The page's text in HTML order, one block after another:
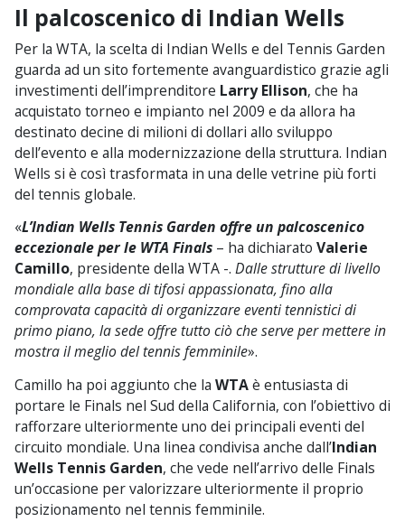
Il palcoscenico di Indian Wells
Per la WTA, la scelta di Indian Wells e del Tennis Garden
guarda ad un sito fortemente avanguardistico grazie agli
investimenti dell’imprenditore Larry Ellison, che ha
acquistato torneo e impianto nel 2009 e da allora ha
destinato decine di milioni di dollari allo sviluppo
dell’evento e alla modernizzazione della struttura. Indian
Wells si è così trasformata in una delle vetrine più forti
del tennis globale.
«L’Indian Wells Tennis Garden offre un palcoscenico
eccezionale per le WTA Finals – ha dichiarato Valerie
Camillo, presidente della WTA -. Dalle strutture di livello
mondiale alla base di tifosi appassionata, fino alla
comprovata capacità di organizzare eventi tennistici di
primo piano, la sede offre tutto ciò che serve per mettere in
mostra il meglio del tennis femminile».
Camillo ha poi aggiunto che la WTAè entusiasta di
portare le Finals nel Sud della California, con l’obiettivo di
rafforzare ulteriormente uno dei principali eventi del
circuito mondiale. Una linea condivisa anche dall’Indian
Wells Tennis Garden, che vede nell’arrivo delle Finals
un’occasione per valorizzare ulteriormente il proprio
posizionamento nel tennis femminile.